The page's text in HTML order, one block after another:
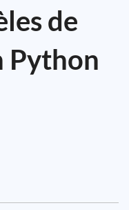
de
Python